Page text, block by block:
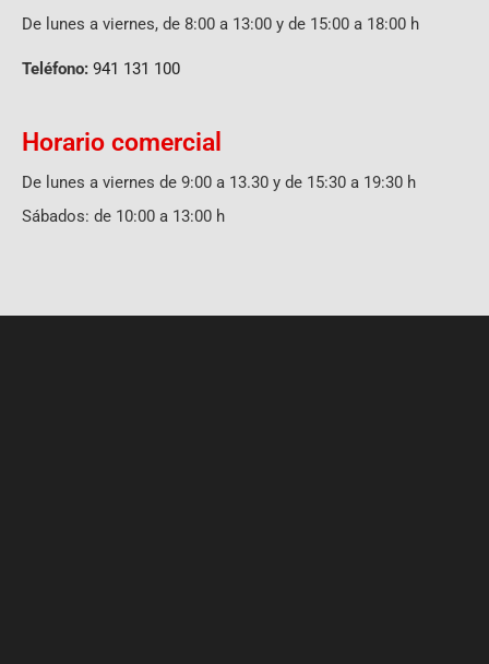
De lunes a viernes, de 8:00 a 13:00 y de 15:00 a 18:00 h
Teléfono: 941 131 100
Horario comercial
De lunes a viernes de 9:00 a 13.30 y de 15:30 a 19:30 h
Sábados: de 10:00 a 13:00 h